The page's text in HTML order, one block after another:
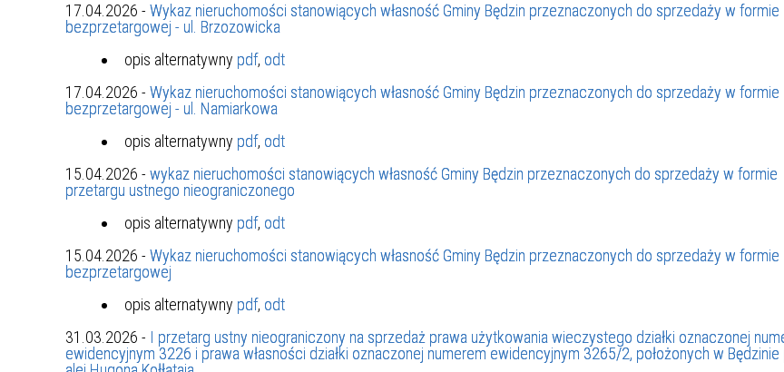
17.04.2026 - Wykaz nieruchomości stanowiących własność Gminy Będzin przeznaczonych do sprzedaży w formie
bezprzetargowej - ul. Brzozowicka
opis alternatywny pdf, odt
17.04.2026 - Wykaz nieruchomości stanowiących własność Gminy Będzin przeznaczonych do sprzedaży w formie
bezprzetargowej - ul. Namiarkowa
opis alternatywny pdf, odt
15.04.2026 - wykaz nieruchomości stanowiących własność Gminy Będzin przeznaczonych do sprzedaży w formie
przetargu ustnego nieograniczonego
opis alternatywny pdf, odt
15.04.2026 - Wykaz nieruchomości stanowiących własność Gminy Będzin przeznaczonych do sprzedaży w formie
bezprzetargowej
opis alternatywny pdf, odt
31.03.2026 - I przetarg ustny nieograniczony na sprzedaż prawa użytkowania wieczystego działki oznaczonej
ewidencyjnym 3226 i prawa własności działki oznaczonej numerem ewidencyjnym 3265/2, położonych w Będzinie